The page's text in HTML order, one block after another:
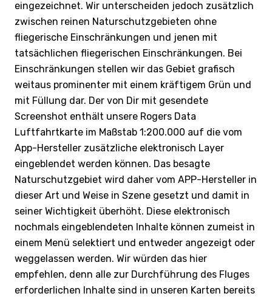
eingezeichnet. Wir unterscheiden jedoch zusätzlich
zwischen reinen Naturschutzgebieten ohne
fliegerische Einschränkungen und jenen mit
tatsächlichen fliegerischen Einschränkungen. Bei
Einschränkungen stellen wir das Gebiet grafisch
weitaus prominenter mit einem kräftigem Grün und
mit Füllung dar. Der von Dir mit gesendete
Screenshot enthält unsere Rogers Data
Luftfahrtkarte im Maßstab 1:200.000 auf die vom
App-Hersteller zusätzliche elektronisch Layer
eingeblendet werden können. Das besagte
Naturschutzgebiet wird daher vom APP-Hersteller in
dieser Art und Weise in Szene gesetzt und damit in
seiner Wichtigkeit überhöht. Diese elektronisch
nochmals eingeblendeten Inhalte können zumeist in
einem Menü selektiert und entweder angezeigt oder
weggelassen werden. Wir würden das hier
empfehlen, denn alle zur Durchführung des Fluges
erforderlichen Inhalte sind in unseren Karten bereits